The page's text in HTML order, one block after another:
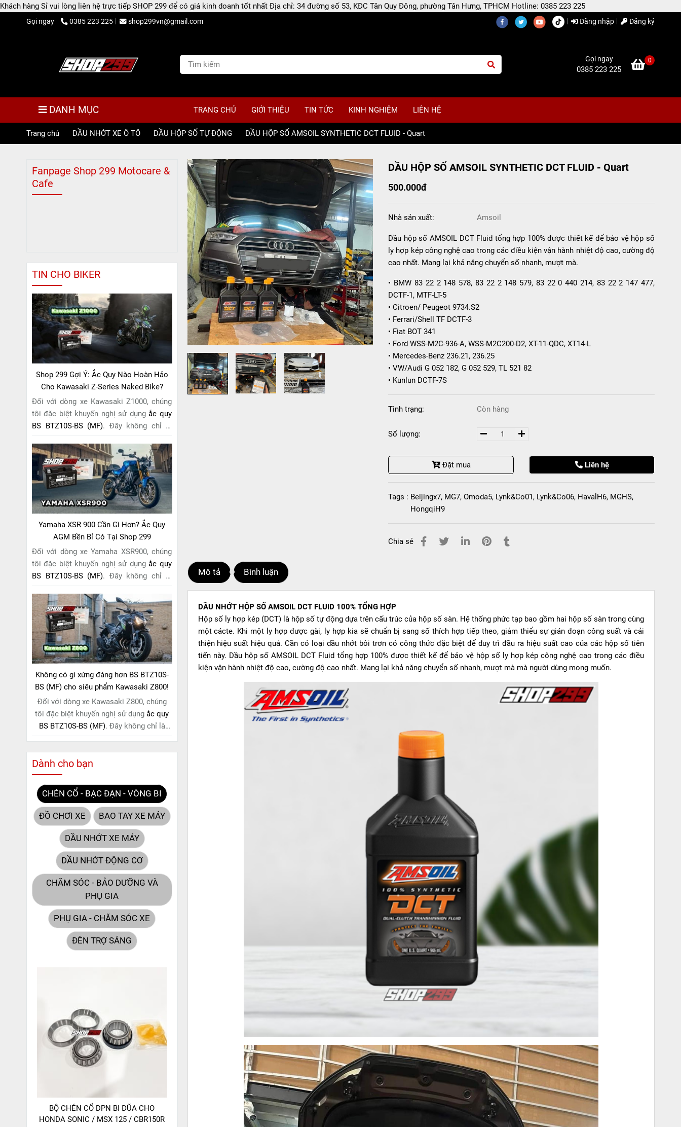
Gọi ngay 0385 223 225 shop299vn@gmail.com Đăng nhập Đăng ký
Gọi ngay
0385 223 225
0
DANH MỤC TRANG CHỦ GIỚI THIỆU TIN TỨC KINH NGHIỆM LIÊN HỆ
Trang chủ DẦU NHỚT XE Ô TÔ DẦU HỘP SỐ TỰ ĐỘNG DẦU HỘP SỐ AMSOIL SYNTHETIC DCT FLUID - Quart
DẦU HỘP SỐ AMSOIL SYNTHETIC DCT FLUID - Quart
500.000đ
Nhà sản xuất: Amsoil
Dầu hộp số AMSOIL DCT Fluid tổng hợp 100% được thiết kế để bảo vệ hộp số
ly hợp kép công nghệ cao trong các điều kiện vận hành nhiệt độ cao, cường độ
cao nhất. Mang lại khả năng chuyển số nhanh, mượt mà.
• BMW 83 22 2 148 578, 83 22 2 148 579, 83 22 0 440 214, 83 22 2 147 477,
DCTF-1, MTF-LT-5
• Citroen/ Peugeot 9734.S2
• Ferrari/Shell TF DCTF-3
• Fiat BOT 341
• Ford WSS-M2C-936-A, WSS-M2C200-D2, XT-11-QDC, XT14-L
• Mercedes-Benz 236.21, 236.25
• VW/Audi G 052 182, G 052 529, TL 521 82
• Kunlun DCTF-7S
Tình trạng: Còn hàng
Số lượng:
Đặt mua Liên hệ
Tags : Beijingx7, MG7,Omoda5, Lynk&Co01, Lynk&Co06, HavalH6, MGHS,
HongqiH9
Chia sẻ
Mô tả Bình luận
DẦU NHỚT HỘP SỐ AMSOIL DCT FLUID 100% TỔNG HỢP
Hộp số ly hợp kép (DCT) là hộp số tự động dựa trên cấu ​​trúc của hộp số sàn. Hệ thống phức tạp bao gồm hai hộp số sàn trong cùng
một cácte. Khi một ly hợp được gài, ly hợp kia sẽ chuẩn bị sang số thích hợp tiếp theo, giảm thiểu sự gián đoạn công suất và cải
thiện hiệu suất hiệu quả. Cần có loại dầu nhớt bôi trơn có công thức đặc biệt để duy trì đầu ra hiệu suất cao của các hộp số tiên
tiến này. Dầu hộp số AMSOIL DCT Fluid tổng hợp 100% được thiết kế để bảo vệ hộp số ly hợp kép công nghệ cao trong các điều
kiện vận hành nhiệt độ cao, cường độ cao nhất. Mang lại khả năng chuyển số nhanh, mượt mà mà người dùng mong muốn.
Fanpage Shop 299 Motocare &
Cafe
TIN CHO BIKER
Shop 299 Gợi Ý: Ắc Quy Nào Hoàn Hảo
Cho Kawasaki Z-Series Naked Bike?
Đối với dòng xe Kawasaki Z1000, chúng
tôi đặc biệt khuyến nghị sử dụng ắc quy
BS BTZ10S-BS (MF). Đây không chỉ là
giải pháp hoàn hảo được thiết kế dành
riêng cho "chiến mã" này. Vớicông nghệ
MF (Maintenance Free)tiên tiến, loại ắc
quy khô này hoàn toàn không cần bảo
dưỡng.
Yamaha XSR 900 Cần Gì Hơn? Ắc Quy
AGM Bền Bỉ Có Tại Shop 299
Đối với dòng xe Yamaha XSR900, chúng
tôi đặc biệt khuyến nghị sử dụng ắc quy
BS BTZ10S-BS (MF). Đây không chỉ là
giải pháp hoàn hảo được thiết kế dành
riêng cho "chiến mã" retro này. Với công
nghệ MF (Maintenance Free)tiên tiến,
loại ắc quy khô này hoàn toàn không cần
bảo dưỡng.
Không có gì xứng đáng hơn BS BTZ10S-
BS (MF) cho siêu phẩm Kawasaki Z800!
Đối với dòng xe Kawasaki Z800, chúng
tôi đặc biệt khuyến nghị sử dụngắc quy
BS BTZ10S-BS (MF). Đây không chỉ là
giải pháp hoàn hảo được thiết kế dành
riêng cho "chiến mã" này. Với
MF (Maintenance Free)
quy khô này hoàn toàn không cần bảo
dưỡng.
Dành cho bạn
CHÉN CỔ - BẠC ĐẠN - VÒNG BI
ĐỒ CHƠI XE BAO TAY XE MÁY
DẦU NHỚT XE MÁY
DẦU NHỚT ĐỘNG CƠ
CHĂM SÓC - BẢO DƯỠNG VÀ
PHỤ GIA
PHỤ GIA - CHĂM SÓC XE
ĐÈN TRỢ SÁNG
BỘ CHÉN CỔ DPN BI ĐŨA CHO
HONDA SONIC / MSX 125 / CBR150R
Khách hàng Sỉ vui lòng liên hệ trực tiếp SHOP 299 để có giá kinh doanh tốt nhất Địa chỉ: 34 đường số 53, KĐC Tân Quy Đông, phường Tân Hưng, TPHCM Hotline: 0385 223 225